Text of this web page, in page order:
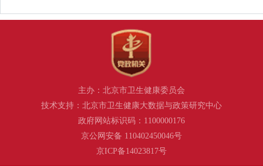
主办：北京市卫生健康委员会
技术支持：北京市卫生健康大数据与政策研究中心
政府网站标识码：1100000176
京公网安备 110402450046号
京ICP备14023817号